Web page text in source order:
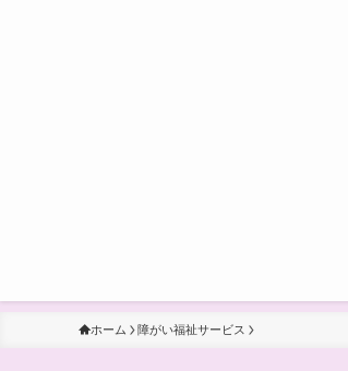
ホーム 障がい福祉サービス